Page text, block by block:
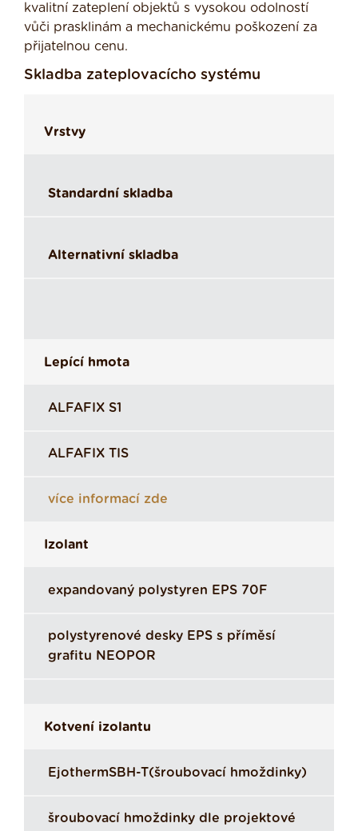
kvalitní zateplení objektů s vysokou odolností
vůči prasklinám a mechanickému poškození za
přijatelnou cenu.
Skladba zateplovacícho systému
Vrstvy
Standardní skladba
Alternativní skladba
Lepící hmota
ALFAFIX S1
ALFAFIX TIS
více informací zde
Izolant
expandovaný polystyren EPS 70F
polystyrenové desky EPS s příměsí
grafitu NEOPOR
Kotvení izolantu
EjothermSBH-T(šroubovací hmoždinky)
šroubovací hmoždinky dle projektové